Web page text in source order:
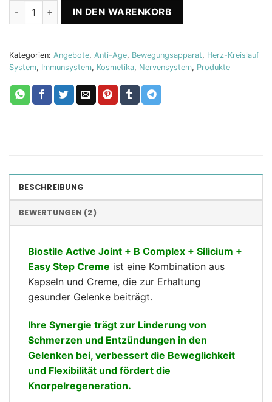
Active Joint + B-Complex + Easy Step creme Biostile Menge
IN DEN WARENKORB
Kategorien: Angebote, Anti-Age, Bewegungsapparat, Herz-Kreislauf
System, Immunsystem, Kosmetika, Nervensystem, Produkte
BESCHREIBUNG
BEWERTUNGEN (2)
Biostile Active Joint + B Complex + Silicium +
Easy Step Creme ist eine Kombination aus
Kapseln und Creme, die zur Erhaltung
gesunder Gelenke beiträgt.
Ihre Synergie trägt zur Linderung von
Schmerzen und Entzündungen in den
Gelenken bei, verbessert die Beweglichkeit
und Flexibilität und fördert die
Knorpelregeneration.